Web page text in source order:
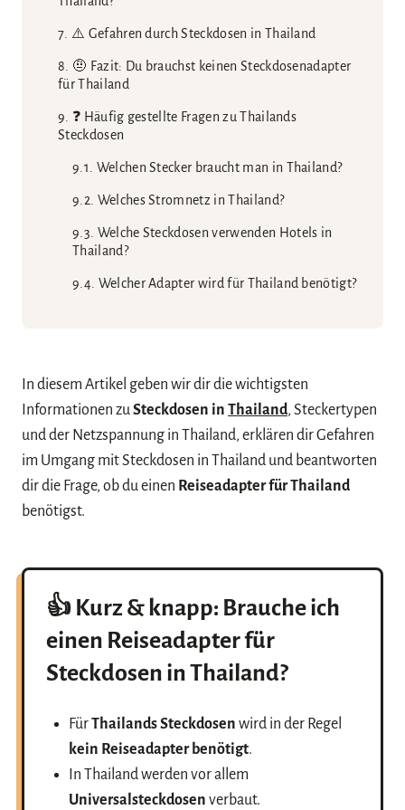
⚠️ Gefahren durch Steckdosen in Thailand
🤨 Fazit: Du brauchst keinen Steckdosenadapter
für Thailand
❓ Häufig gestellte Fragen zu Thailands
Steckdosen
Welchen Stecker braucht man in Thailand?
Welches Stromnetz in Thailand?
Welche Steckdosen verwenden Hotels in
Thailand?
Welcher Adapter wird für Thailand benötigt?
In diesem Artikel geben wir dir die wichtigsten
Informationen zuSteckdosen in Thailand, Steckertypen
und der Netzspannung in Thailand, erklären dir Gefahren
im Umgang mit Steckdosen in Thailand und beantworten
dir die Frage, ob du einen Reiseadapter für Thailand
benötigst.
👍 Kurz & knapp: Brauche ich
einen Reiseadapter für
Steckdosen in Thailand?
FürThailands Steckdosen wird in der Regel
kein Reiseadapter benötigt.
In Thailand werden vor allem
Universalsteckdosen verbaut.